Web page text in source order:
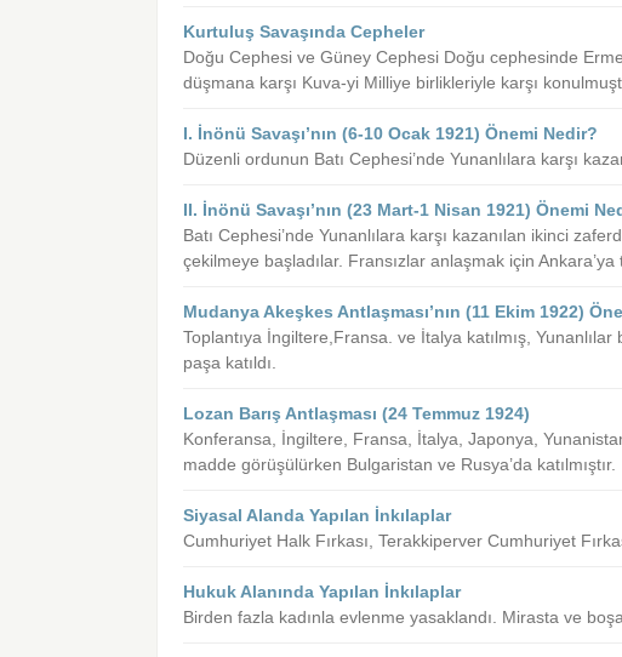
Kurtuluş Savaşında Cepheler
Doğu Cephesi ve Güney Cephesi Doğu cephesinde
düşmana karşı Kuva-yi Milliye birlikleriyle karşı
I. İnönü Savaşı’nın (6-10 Ocak 1921) Önemi Nedir?
Düzenli ordunun Batı Cephesi’nde Yunanlılara karşı
II. İnönü Savaşı’nın (23 Mart-1 Nisan 1921) Önemi
Batı Cephesi’nde Yunanlılara karşı kazanılan ikinci
çekilmeye başladılar. Fransızlar anlaşmak için
Mudanya Akeşkes Antlaşması’nın (11 Ekim 1922)
Toplantıya İngiltere,Fransa. ve İtalya katılmış,
paşa katıldı.
Lozan Barış Antlaşması (24 Temmuz 1924)
Konferansa, İngiltere, Fransa, İtalya, Japonya,
madde görüşülürken Bulgaristan ve Rusya’da katılmıştır.
Siyasal Alanda Yapılan İnkılaplar
Cumhuriyet Halk Fırkası, Terakkiperver Cumhuriyet
Hukuk Alanında Yapılan İnkılaplar
Birden fazla kadınla evlenme yasaklandı. Mirasta ve